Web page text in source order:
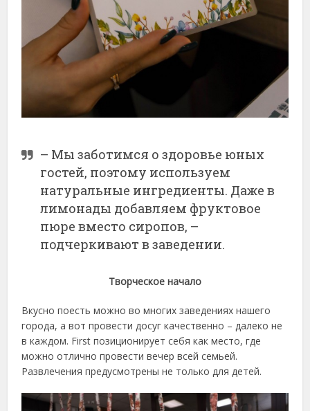
– Мы заботимся о здоровье юных
гостей, поэтому используем
натуральные ингредиенты. Даже в
лимонады добавляем фруктовое
пюре вместо сиропов, –
подчеркивают в заведении.
Творческое начало
Вкусно поесть можно во многих заведениях нашего
города, а вот провести досуг качественно – далеко не
в каждом. First позиционирует себя как место, где
можно отлично провести вечер всей семьей.
Развлечения предусмотрены не только для детей.